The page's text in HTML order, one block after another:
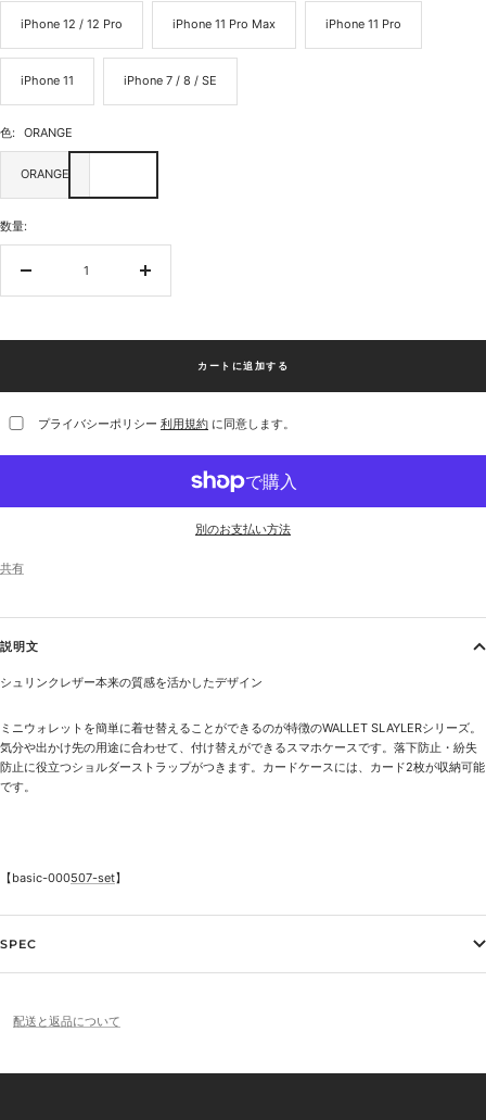
iPhone 12 / 12 Pro iPhone 11 Pro Max iPhone 11 Pro
iPhone 11 iPhone 7 / 8 / SE
色: ORANGE
ORANGE
数量:
量
減
数
量
増
カートに追加する
プライバシーポリシー 利用規約 に同意します。
別のお支払い方法
共有
説明文
シュリンクレザー本来の質感を活かしたデザイン
ミニウォレットを簡単に着せ替えることができるのが特徴のWALLET SLAYLERシリーズ。
気分や出かけ先の用途に合わせて、付け替えができるスマホケースです。落下防止・紛失
防止に役立つショルダーストラップがつきます。カードケースには、カード2枚が収納可能
です。
【basic-000507-set】
SPEC
配送と返品について